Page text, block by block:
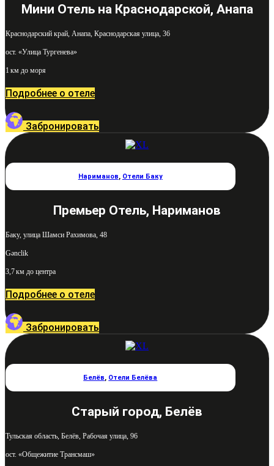
Мини Отель на Краснодарской, Анапа
Краснодарский край, Анапа, Краснодарская улица, 36
ост. «Улица Тургенева»
1 км до моря
Подробнее о отеле
Забронировать
Нариманов, Отели Баку
Премьер Отель, Нариманов
Баку, улица Шамси Рахимова, 48
Gənclik
3,7 км до центра
Подробнее о отеле
Забронировать
Белёв, Отели Белёва
Старый город, Белёв
Тульская область, Белёв, Рабочая улица, 96
ост. «Общежитие Трансмаш»